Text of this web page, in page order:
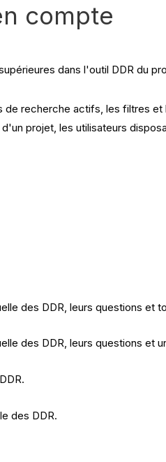
compte
dans l'outil DDR du
recherche actifs, les filtres et
projet, les utilisateurs
des DDR, leurs questions et
des DDR, leurs questions et
des DDR.